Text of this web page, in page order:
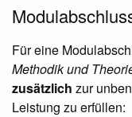
Für eine
Methodik und
zusätzlich zur
Leistung zu erfüllen: